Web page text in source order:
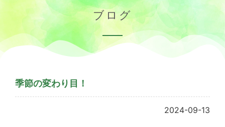
ブログ
季節の変わり目！
2024-09-13